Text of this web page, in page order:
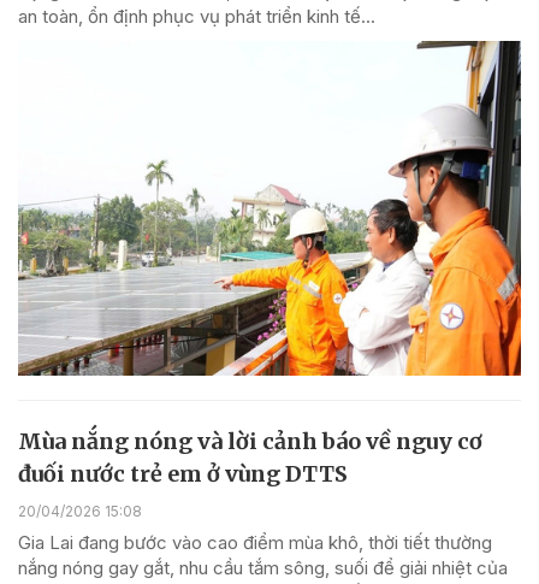
an toàn, ổn định phục vụ phát triển kinh tế...
Mùa nắng nóng và lời cảnh báo về nguy cơ
đuối nước trẻ em ở vùng DTTS
20/04/2026 15:08
Gia Lai đang bước vào cao điểm mùa khô, thời tiết thường
nắng nóng gay gắt, nhu cầu tắm sông, suối để giải nhiệt của